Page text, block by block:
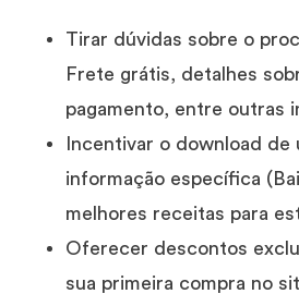
Tirar dúvidas sobre o
Frete grátis, detalhes
pagamento, entre outras
Incentivar o download de
informação específica
melhores receitas para
Oferecer descontos
sua primeira compra no